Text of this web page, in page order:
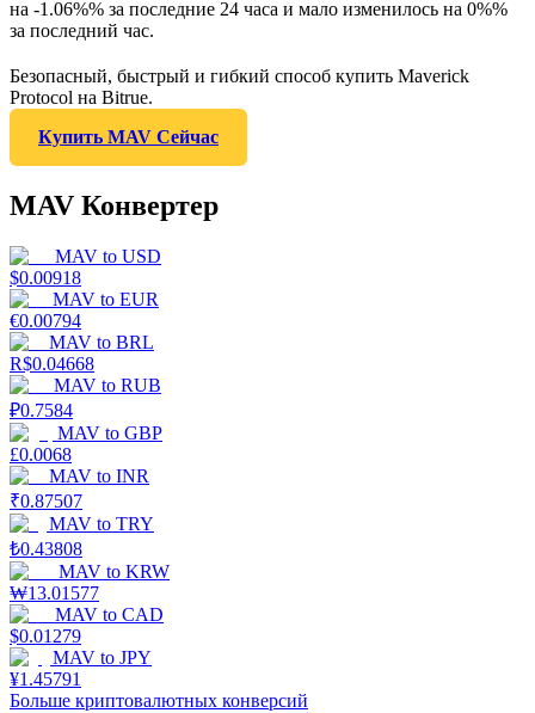
на -1.06%% за последние 24 часа и мало изменилось на 0%%
за последний час.
Безопасный, быстрый и гибкий способ купить Maverick
Protocol на Bitrue.
Купить MAV Сейчас
MAV Конвертер
MAV to USD
$0.00918
MAV to EUR
€0.00794
MAV to BRL
R$0.04668
MAV to RUB
₽0.7584
MAV to GBP
£0.0068
MAV to INR
₹0.87507
MAV to TRY
₺0.43808
MAV to KRW
₩13.01577
MAV to CAD
$0.01279
MAV to JPY
¥1.45791
Больше криптовалютных конверсий